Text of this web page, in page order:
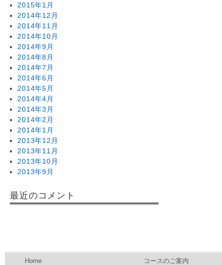
2015年1月
2014年12月
2014年11月
2014年10月
2014年9月
2014年8月
2014年7月
2014年6月
2014年5月
2014年4月
2014年3月
2014年2月
2014年1月
2013年12月
2013年11月
2013年10月
2013年9月
最近のコメント
Home
コースのご案内